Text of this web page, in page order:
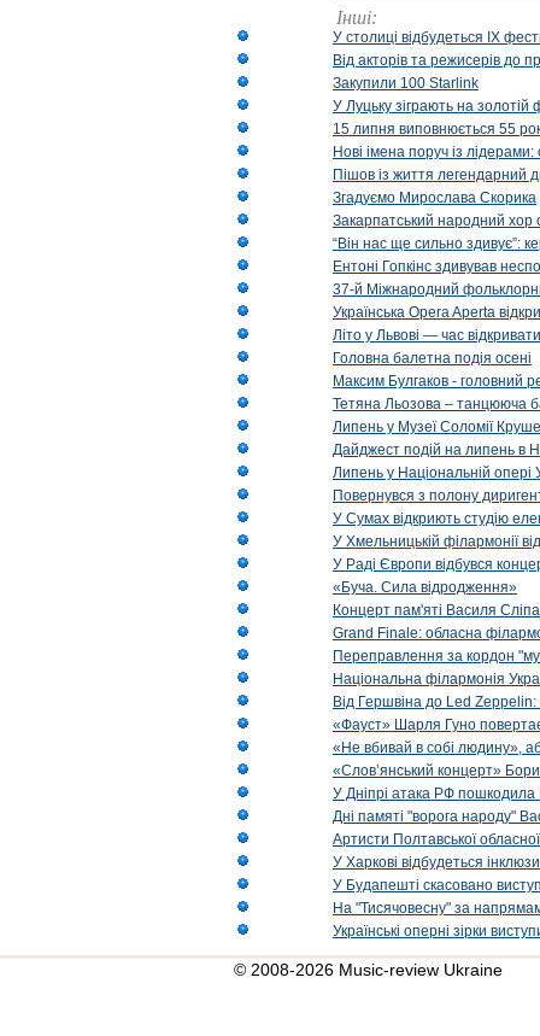
Інші:
У столиці відбудеться IX
Від акторів та режисерів до
Закупили 100 Starlink
У Луцьку зіграють на золотій
15 липня виповнюється 55
Нові імена поруч із
Пішов із життя легендарний
Згадуємо Мирослава Скорика
Закарпатський народний хор
“Він нас ще сильно здивує”:
Ентоні Гопкінс здивував
37-й Міжнародний
Українська Opera Aperta
Літо у Львові — час
Головна балетна подія осені
Максим Булгаков - головний
Тетяна Льозова – танцююча
Липень у Музеї Соломії
Дайджест подій на липень в
Липень у Національній опері
Повернувся з полону
У Сумах відкриють студію
У Хмельницькій філармонії
У Раді Європи відбувся
«Буча. Сила відродження»
Концерт пам'яті Василя
Grand Finale: обласна
Переправлення за кордон
Національна філармонія
Від Гершвіна до Led Zeppelin:
«Фауст» Шарля Гуно
«Не вбивай в собі людину»,
«Слов’янський концерт»
У Дніпрі атака РФ пошкодила
Дні памяті "ворога народу"
Артисти Полтавської
У Харкові відбудеться
У Будапешті скасовано
На "Тисячовесну" за
Українські оперні зірки
© 2008-2026 Music-review Ukraine